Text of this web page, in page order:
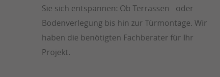
Sie sich entspannen: Ob Terrassen - oder
Bodenverlegung bis hin zur Türmontage. Wir
haben die benötigten Fachberater für Ihr
Projekt.